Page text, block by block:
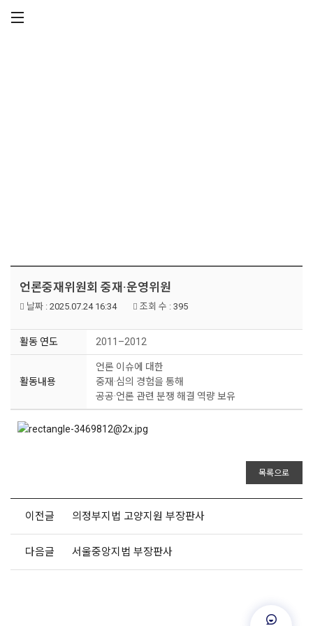
언론중재위원회 중재·운영위원
날짜 : 2025.07.24 16:34 조회 수 : 395
활동 연도 2011–2012
활동내용
언론 이슈에 대한
중재·심의 경험을 통해
공공·언론 관련 분쟁 해결 역량 보유
목록으로
이전글 의정부지법 고양지원 부장판사
다음글 서울중앙지법 부장판사